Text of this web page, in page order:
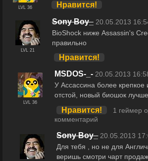
LVL 36 Нравится!
LVL 21
Sony Boy_ 20.05.2013
BioShock ниже Assassin's
правильно
Нравится!
LVL 36
MSDOS-_- 20.05.2013
У Ассассина более крепкое
отстой, новый биошок
Нравится!
1 геймер
комментарий
Sony Boy_ 20.05.2013
Для тебя , но не для
веришь смотри чарт